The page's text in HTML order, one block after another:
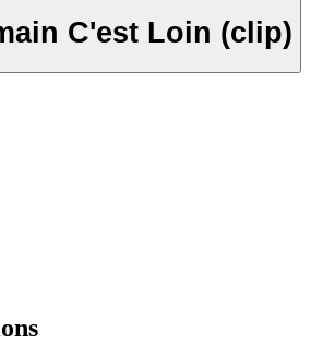
C'est Loin (clip)